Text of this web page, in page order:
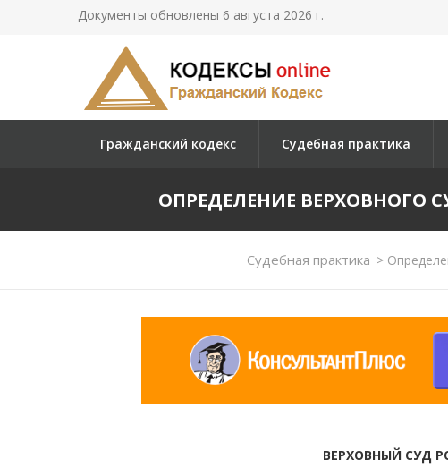
Документы обновлены 6 августа 2026 г.
Гражданский кодекс Судебная практика
ОПРЕДЕЛЕНИЕ ВЕРХОВНОГО
Судебная практика >
ВЕРХОВНЫЙ СУД